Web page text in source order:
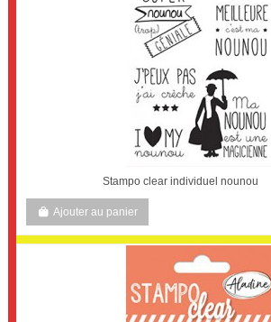
Stampo clear individuel nounou
Ajouter au panier